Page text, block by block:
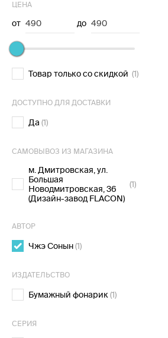
ЦЕНА
от 490 до 490
Товар только со скидкой (1)
ДОСТУПНО ДЛЯ ДОСТАВКИ
Да (1)
САМОВЫВОЗ ИЗ МАГАЗИНА
м. Дмитровская, ул.
Большая
Новодмитровская, 36
(Дизайн-завод FLACON)
(1)
АВТОР
Чжэ Сонын(1)
ИЗДАТЕЛЬСТВО
Бумажный фонарик (1)
СЕРИЯ